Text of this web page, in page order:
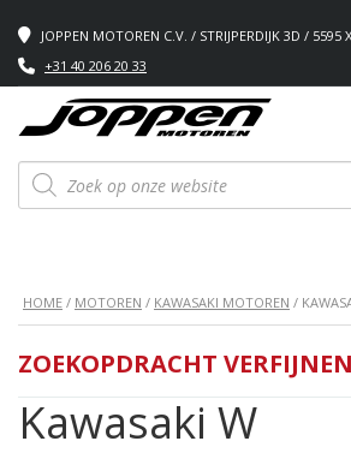
JOPPEN MOTOREN C.V. / STRIJPERDIJK 3D / 5595
+31 40 206 20 33
Producten
zoeken
HOME / MOTOREN / KAWASAKI MOTOREN /
Kawasaki W
ZOEKOPDRACHT VERFIJNEN